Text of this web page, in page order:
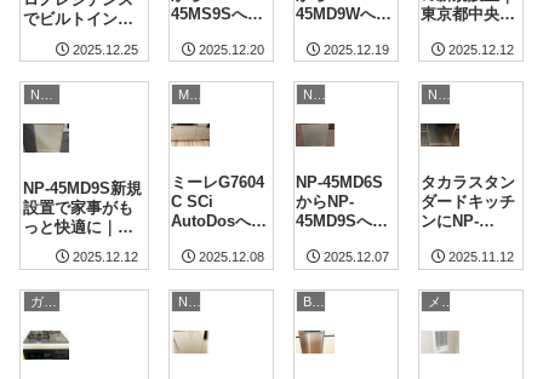
でビルトイン食
洗機を新規設置
（中央区）2025.12.25
45MS9Sへ交
区で手洗いよ
浄へ
2025.12.20
45MD9Wへ交
イニシア相模
機施工事例
2025.12.19
東京都中央区
キッチンにビ
機を導入
2025.12.12
NP-45MD9S新規
設置で家事がも
っと快適に｜東
京都中央区ザ・
クレストタワー
2025.12.12
ミーレG7604
C SCi
AutoDosへの
中央区
FLAGで国産
サイズアップ
2025.12.08
NP-45MD6S
からNP-
45MD9Sへ交
コスモ東京ベ
ルトイン食洗
2025.12.07
タカラスタン
ダードキッチ
ンにNP-
規設置｜中央
ル イースト施
2025.11.12
ガスコンロのリフォーム・取付